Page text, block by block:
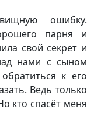
ошибку.
парня и
свой секрет и
нами с сыном
к его
Ведь только
кто спасёт меня